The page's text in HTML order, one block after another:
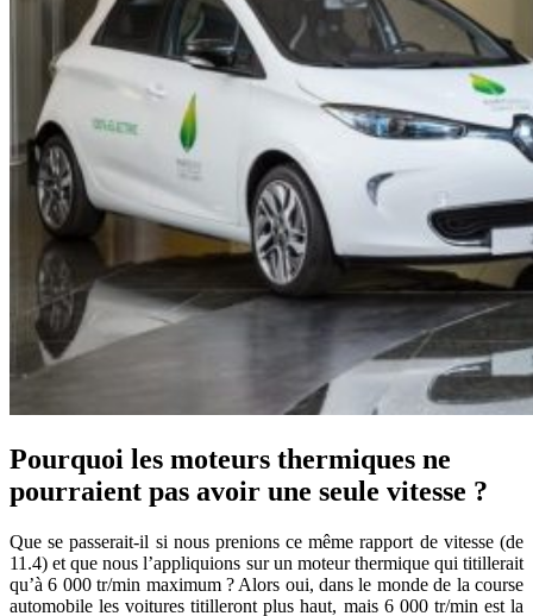
Pourquoi les moteurs thermiques ne
pourraient pas avoir une seule vitesse ?
Que se passerait-il si nous prenions ce même rapport de vitesse (de
11.4) et que nous l’appliquions sur un moteur thermique qui titillerait
qu’à 6 000 tr/min maximum ? Alors oui, dans le monde de la course
automobile les voitures titilleront plus haut, mais 6 000 tr/min est la